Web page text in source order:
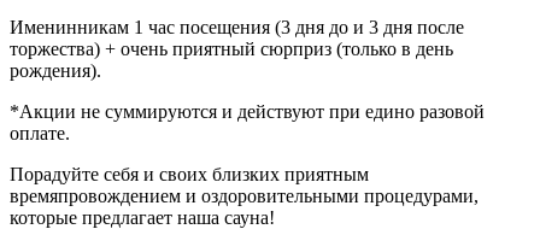
Именинникам 1 час посещения (3 дня до и 3 дня после
торжества) + очень приятный сюрприз (только в день
рождения).
*Акции не суммируются и действуют при едино разовой
оплате.
Порадуйте себя и своих близких приятным
времяпровождением и оздоровительными процедурами,
которые предлагает наша сауна!